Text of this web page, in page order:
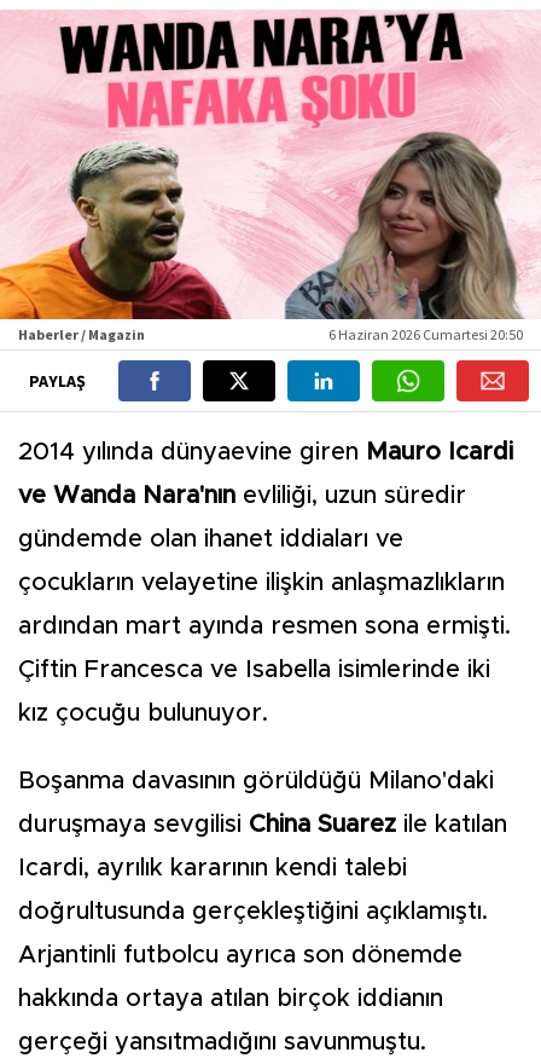
Haberler / Magazin 6 Haziran 2026 Cumartesi 20:50
PAYLAŞ
2014 yılında dünyaevine giren Mauro Icardi
ve Wanda Nara'nın evliliği, uzun süredir
gündemde olan ihanet iddiaları ve
çocukların velayetine ilişkin anlaşmazlıkların
ardından mart ayında resmen sona ermişti.
Çiftin Francesca ve Isabella isimlerinde iki
kız çocuğu bulunuyor.
Boşanma davasının görüldüğü Milano'daki
duruşmaya sevgilisi China Suarez ile katılan
Icardi, ayrılık kararının kendi talebi
doğrultusunda gerçekleştiğini açıklamıştı.
Arjantinli futbolcu ayrıca son dönemde
hakkında ortaya atılan birçok iddianın
gerçeği yansıtmadığını savunmuştu.